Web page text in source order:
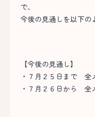
で、
今後の見通しを以下の
【今後の見通し】
・７月２５日まで 全
・７月２６日から 全